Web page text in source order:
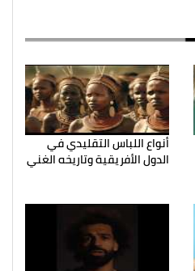
أنواع اللباس التقليدي في
الدول الأفريقية وتاريخه الغني